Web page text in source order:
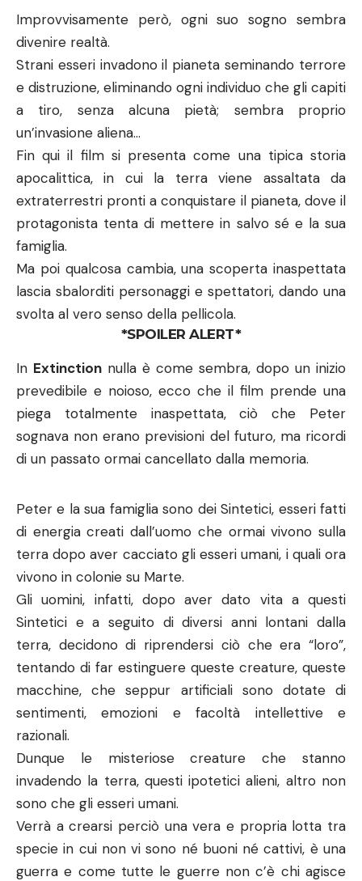
Improvvisamente però, ogni suo sogno sembra
divenire realtà.
Strani esseri invadono il pianeta seminando terrore
e distruzione, eliminando ogni individuo che gli capiti
a tiro, senza alcuna pietà; sembra proprio
un’invasione aliena…
Fin qui il film si presenta come una tipica storia
apocalittica, in cui la terra viene assaltata da
extraterrestri pronti a conquistare il pianeta, dove il
protagonista tenta di mettere in salvo sé e la sua
famiglia.
Ma poi qualcosa cambia, una scoperta inaspettata
lascia sbalorditi personaggi e spettatori, dando una
svolta al vero senso della pellicola.
*SPOILER ALERT*
In Extinction nulla è come sembra, dopo un inizio
prevedibile e noioso, ecco che il film prende una
piega totalmente inaspettata, ciò che Peter
sognava non erano previsioni del futuro, ma ricordi
di un passato ormai cancellato dalla memoria.
Peter e la sua famiglia sono dei Sintetici, esseri fatti
di energia creati dall’uomo che ormai vivono sulla
terra dopo aver cacciato gli esseri umani, i quali ora
vivono in colonie su Marte.
Gli uomini, infatti, dopo aver dato vita a questi
Sintetici e a seguito di diversi anni lontani dalla
terra, decidono di riprendersi ciò che era “loro”,
tentando di far estinguere queste creature, queste
macchine, che seppur artificiali sono dotate di
sentimenti, emozioni e facoltà intellettive e
razionali.
Dunque le misteriose creature che stanno
invadendo la terra, questi ipotetici alieni, altro non
sono che gli esseri umani.
Verrà a crearsi perciò una vera e propria lotta tra
specie in cui non vi sono né buoni né cattivi, è una
guerra e come tutte le guerre non c’è chi agisce